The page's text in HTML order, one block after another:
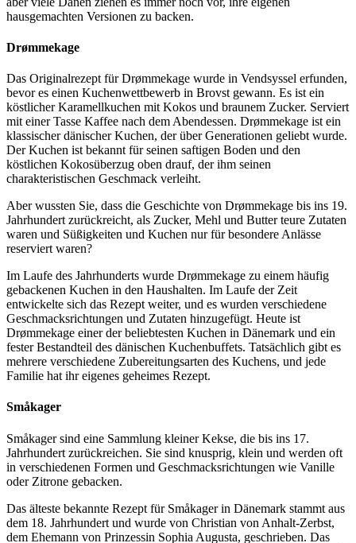
hausgemachten Versionen zu backen.
Drømmekage
Das Originalrezept für Drømmekage wurde in Vendsyssel erfunden,
bevor es einen Kuchenwettbewerb in Brovst gewann. Es ist ein
köstlicher Karamellkuchen mit Kokos und braunem Zucker. Serviert
mit einer Tasse Kaffee nach dem Abendessen. Drømmekage ist ein
klassischer dänischer Kuchen, der über Generationen geliebt wurde.
Der Kuchen ist bekannt für seinen saftigen Boden und den
köstlichen Kokosüberzug oben drauf, der ihm seinen
charakteristischen Geschmack verleiht.
Aber wussten Sie, dass die Geschichte von Drømmekage bis ins 19.
Jahrhundert zurückreicht, als Zucker, Mehl und Butter teure Zutaten
waren und Süßigkeiten und Kuchen nur für besondere Anlässe
reserviert waren?
Im Laufe des Jahrhunderts wurde Drømmekage zu einem häufig
gebackenen Kuchen in den Haushalten. Im Laufe der Zeit
entwickelte sich das Rezept weiter, und es wurden verschiedene
Geschmacksrichtungen und Zutaten hinzugefügt. Heute ist
Drømmekage einer der beliebtesten Kuchen in Dänemark und ein
fester Bestandteil des dänischen Kuchenbuffets. Tatsächlich gibt es
mehrere verschiedene Zubereitungsarten des Kuchens, und jede
Familie hat ihr eigenes geheimes Rezept.
Småkager
Småkager sind eine Sammlung kleiner Kekse, die bis ins 17.
Jahrhundert zurückreichen. Sie sind knusprig, klein und werden oft
in verschiedenen Formen und Geschmacksrichtungen wie Vanille
oder Zitrone gebacken.
Das älteste bekannte Rezept für Småkager in Dänemark stammt aus
dem 18. Jahrhundert und wurde von Christian von Anhalt-Zerbst,
dem Ehemann von Prinzessin Sophia Augusta, geschrieben. Das